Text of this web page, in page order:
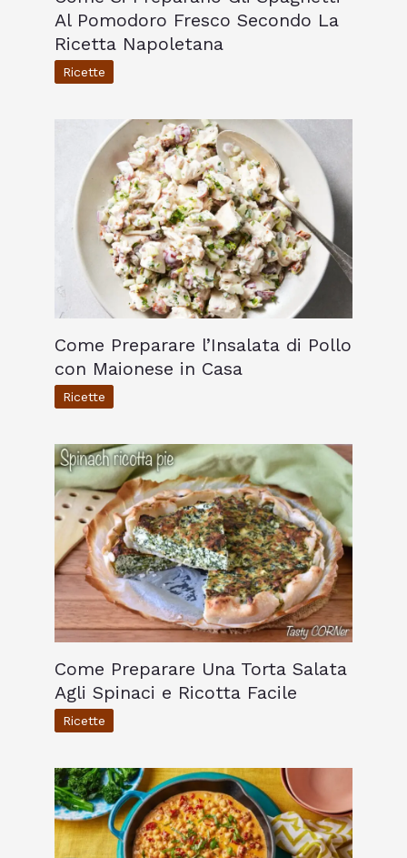
Al Pomodoro Fresco Secondo La
Ricetta Napoletana
Ricette
Come Preparare l’Insalata di Pollo
con Maionese in Casa
Ricette
Come Preparare Una Torta Salata
Agli Spinaci e Ricotta Facile
Ricette